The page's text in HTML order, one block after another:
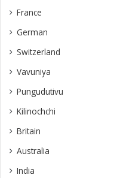
France
German
Switzerland
Vavuniya
Pungudutivu
Kilinochchi
Britain
Australia
India